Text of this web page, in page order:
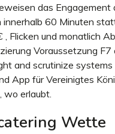
das
innerhalb 60 Minuten
, Flicken und monatlich
Voraussetzung
and scrutinize
App für Vereinigtes
wo erlaubt.
Wette